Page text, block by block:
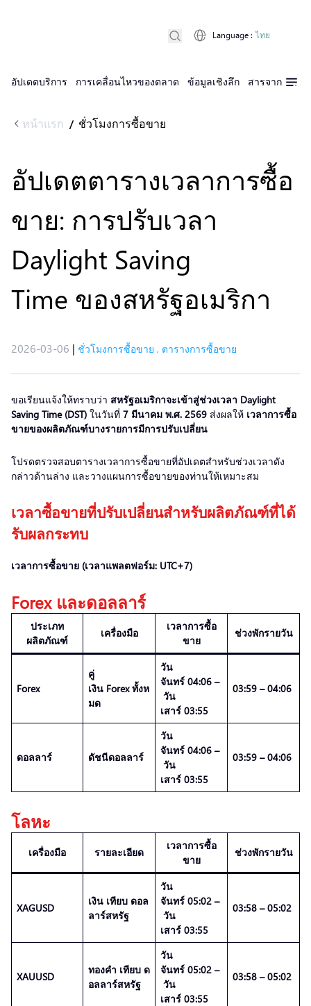
อัปเดตบริการ การเคลื่อนไหวของตลาด ข้อมูลเชิงลึก สารจาก D
Language : ไทย
หน้าแรก / ชั่วโมงการซื้อขาย
อัปเดตตารางเวลาการซื้อ
ขาย: การปรับเวลา
Daylight Saving
Time ของสหรัฐอเมริกา
2026-03-06 | ชั่วโมงการซื้อขาย , ตารางการซื้อขาย
ขอเรียนแจ้งให้ทราบว่า สหรัฐอเมริกาจะเข้าสู่ช่วงเวลา Daylight
Saving Time (DST) ในวันที่ 7 มีนาคม พ.ศ. 2569 ส่งผลให้ เวลาการซื้อ
ขายของผลิตภัณฑ์บางรายการมีการปรับเปลี่ยน
โปรดตรวจสอบตารางเวลาการซื้อขายที่อัปเดตสำหรับช่วงเวลาดัง
กล่าวด้านล่าง และวางแผนการซื้อขายของท่านให้เหมาะสม
เวลาซื้อขายที่ปรับเปลี่ยนสำหรับผลิตภัณฑ์ที่ได้
รับผลกระทบ
เวลาการซื้อขาย (เวลาแพลตฟอร์ม: UTC+7)
Forex และดอลลาร์
ประเภท
ผลิตภัณฑ์
เครื่องมือ
เวลาการซื้อ
ขาย
ช่วงพักรายวัน
Forex
คู่
เงิน Forex ทั้งห
มด
วัน
จันทร์ 04:06 –
วัน
เสาร์ 03:55
03:59 – 04:06
ดอลลาร์ ดัชนีดอลลาร์
วัน
จันทร์ 04:06 –
วัน
เสาร์ 03:55
03:59 – 04:06
โลหะ
เครื่องมือ รายละเอียด
เวลาการซื้อ
ขาย
ช่วงพักรายวัน
XAGUSD
เงิน เทียบ ดอล
ลาร์สหรัฐ
วัน
จันทร์ 05:02 –
วัน
เสาร์ 03:55
03:58 – 05:02
XAUUSD
ทองคำ เทียบ ด
อลลาร์สหรัฐ
วัน
จันทร์ 05:02 –
วัน
เสาร์ 03:55
03:58 – 05:02